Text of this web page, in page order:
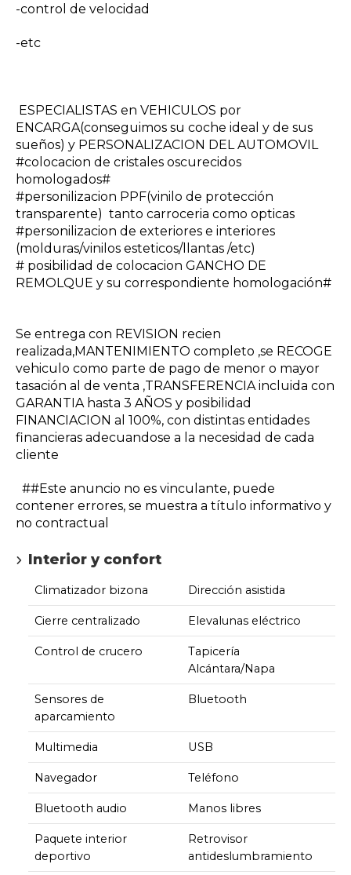
-control de velocidad
-etc
ESPECIALISTAS en VEHICULOS por
ENCARGA(conseguimos su coche ideal y de sus
sueños) y PERSONALIZACION DEL AUTOMOVIL
#colocacion de cristales oscurecidos
homologados#
#personilizacion PPF(vinilo de protección
transparente) tanto carroceria como opticas
#personilizacion de exteriores e interiores
(molduras/vinilos esteticos/llantas /etc)
# posibilidad de colocacion GANCHO DE
REMOLQUE y su correspondiente homologación#
Se entrega con REVISION recien
realizada,MANTENIMIENTO completo ,se RECOGE
vehiculo como parte de pago de menor o mayor
tasación al de venta ,TRANSFERENCIA incluida con
GARANTIA hasta 3 AÑOS y posibilidad
FINANCIACION al 100%, con distintas entidades
financieras adecuandose a la necesidad de cada
cliente
##Este anuncio no es vinculante, puede
contener errores, se muestra a título informativo y
no contractual
Interior y confort
Climatizador bizona Dirección asistida
Cierre centralizado Elevalunas eléctrico
Control de crucero
Tapicería
Alcántara/Napa
Sensores de
aparcamiento
Bluetooth
Multimedia USB
Navegador Teléfono
Bluetooth audio Manos libres
Paquete interior
deportivo
Retrovisor
antideslumbramiento